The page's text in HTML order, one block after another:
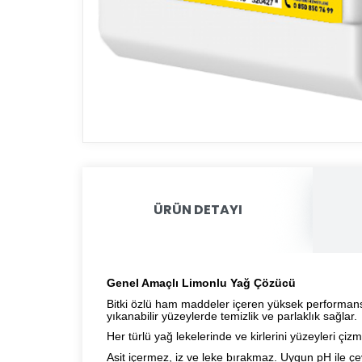
ÜRÜN DETAYI
Genel Amaçlı Limonlu Yağ Çözücü
Bitki özlü ham maddeler içeren yüksek
yıkanabilir yüzeylerde temizlik ve parlaklık sağlar.
Her türlü yağ lekelerinde ve kirlerini yüzeyleri
Asit içermez, iz ve leke bırakmaz. Uygun pH ile